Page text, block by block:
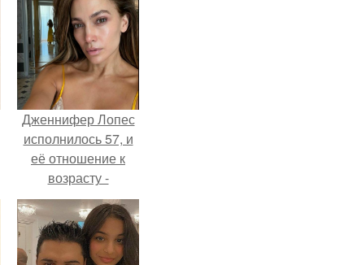
Дженнифер Лопес
исполнилось 57, и
её отношение к
возрасту -
настоящий
манифест
уверенности: "не
говорите, что я